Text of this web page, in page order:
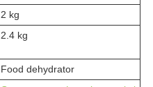
2 kg
2.4 kg
Food dehydrator